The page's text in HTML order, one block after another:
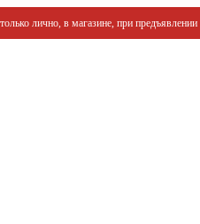
лично, в магазине, при предъявлении